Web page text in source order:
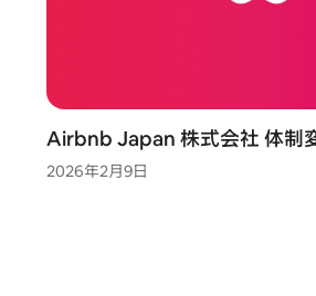
Airbnb Japan 株式会社 体制
2026年2月9日